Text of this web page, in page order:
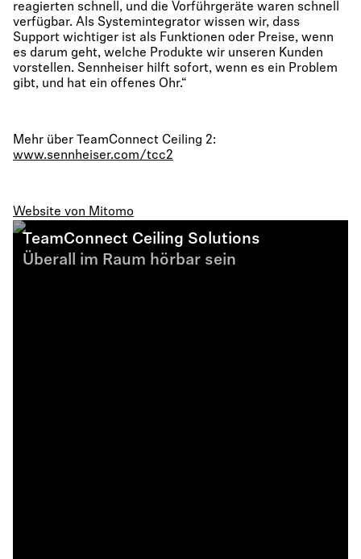
reagierten schnell, und die Vorführgeräte waren schnell
verfügbar. Als Systemintegrator wissen wir, dass
Support wichtiger ist als Funktionen oder Preise, wenn
es darum geht, welche Produkte wir unseren Kunden
vorstellen. Sennheiser hilft sofort, wenn es ein Problem
gibt, und hat ein offenes Ohr.“
Mehr über TeamConnect Ceiling 2:
www.sennheiser.com/tcc2
Website von Mitomo
TeamConnect Ceiling Solutions
Überall im Raum hörbar sein